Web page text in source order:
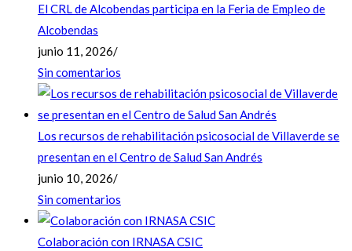
El CRL de Alcobendas participa en la Feria de Empleo de
Alcobendas
junio 11, 2026/
Sin comentarios
Los recursos de rehabilitación psicosocial de Villaverde se
presentan en el Centro de Salud San Andrés
junio 10, 2026/
Sin comentarios
Colaboración con IRNASA CSIC